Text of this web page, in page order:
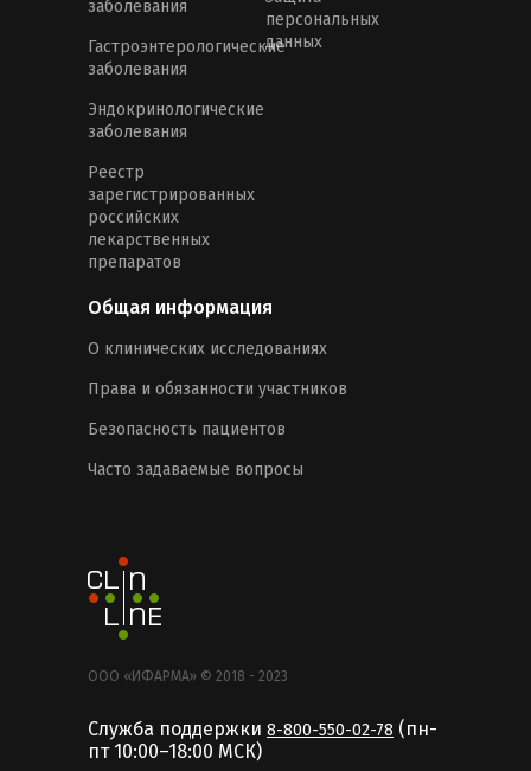
заболевания
Гастроэнтерологические
заболевания
Эндокринологические
заболевания
Реестр
зарегистрированных
российских
лекарственных
препаратов
персональных
данных
Общая информация
О клинических исследованиях
Права и обязанности участников
Безопасность пациентов
Часто задаваемые вопросы
ООО «ИФАРМА» © 2018 - 2023
Служба поддержки 8-800-550-02-78 (пн-
пт 10:00–18:00 MCК)